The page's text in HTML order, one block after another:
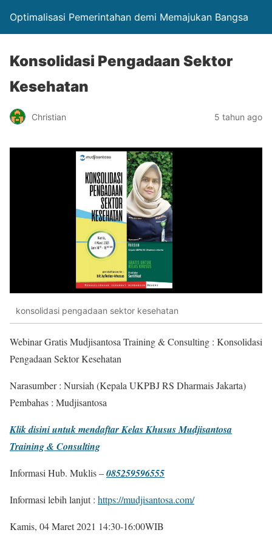
Optimalisasi Pemerintahan demi Memajukan Bangsa
Konsolidasi Pengadaan Sektor
Kesehatan
Christian 5 tahun ago
konsolidasi pengadaan sektor kesehatan
Webinar Gratis Mudjisantosa Training & Consulting : Konsolidasi
Pengadaan Sektor Kesehatan
Narasumber : Nursiah (Kepala UKPBJ RS Dharmais Jakarta)
Pembahas : Mudjisantosa
Klik disini untuk mendaftar Kelas Khusus Mudjisantosa
Training & Consulting
Informasi Hub. Muklis –085259596555
Informasi lebih lanjut : https://mudjisantosa.com/
Kamis, 04 Maret 2021 14:30-16:00WIB